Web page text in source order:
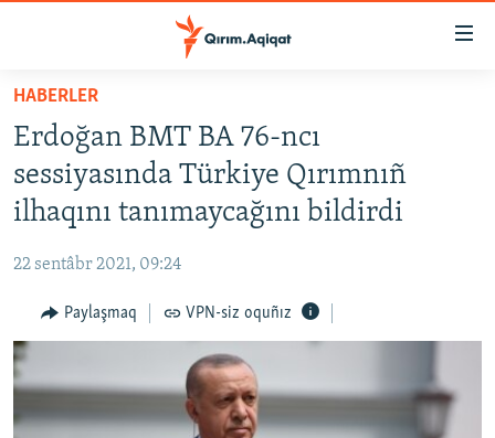
Esas
qaytmaq
Baş
navigatsiyağa
qaytmaq
Qıdıruvğa
HABERLER
SİYASET
İQTİSADİYAT
MEDENİYET
İNSAN AQLARI
VİDEO
SÜRET
HABERLER
Erdoğan BMT BA 76-ncı
sessiyasında Türkiye Qırımnıñ
ilhaqını tanımaycağını bildirdi
22 sentâbr 2021, 09:24
Paylaşmaq VPN-siz oquñız